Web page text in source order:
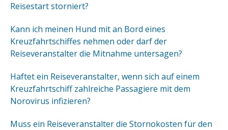
Reisestart storniert?
Kann ich meinen Hund mit an Bord eines
Kreuzfahrtschiffes nehmen oder darf der
Reiseveranstalter die Mitnahme untersagen?
Haftet ein Reiseveranstalter, wenn sich auf einem
Kreuzfahrtschiff zahlreiche Passagiere mit dem
Norovirus infizieren?
Muss ein Reiseveranstalter die Stornokosten für den